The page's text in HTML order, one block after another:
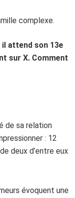
complexe.
il attend son 13e
sur X. Comment
de sa relation
: 12
deux d’entre eux
évoquent une